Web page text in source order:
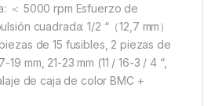
＜ 5000 rpm Esfuerzo de
cuadrada: 1/2 “（12,7 mm）
de 15 fusibles, 2 piezas de
mm, 21-23 mm (11 / 16-3 / 4 “,
de caja de color BMC +